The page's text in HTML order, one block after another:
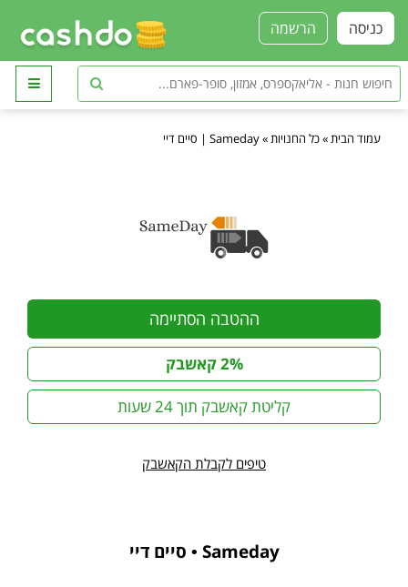
הרשמה כניסה
עמוד הבית »כל החנויות »Sameday | סיים דיי
ההטבה הסתיימה
2% קאשבק
קליטת קאשבק תוך 24 שעות
טיפים לקבלת הקאשבק
Sameday • סיים דיי